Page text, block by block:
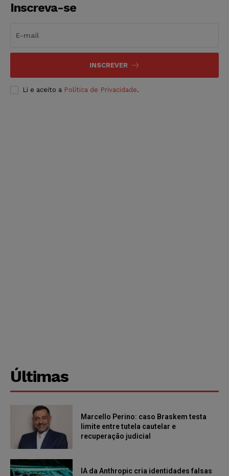
Inscreva-se
INSCREVER
Li e aceito a Política de Privacidade.
Últimas
Marcello Perino: caso Braskem testa
limite entre tutela cautelar e
recuperação judicial
IA da Anthropic cria identidades falsas